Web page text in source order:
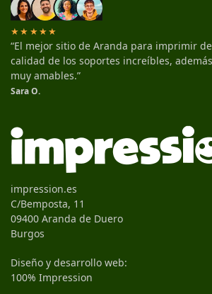
★★★★★
“El mejor sitio de Aranda para imprimir
calidad de los soportes increíbles,
muy amables.”
Sara O.
impression.es
C/Bemposta, 11
09400 Aranda de Duero
Burgos
Diseño y desarrollo web:
100% Impression